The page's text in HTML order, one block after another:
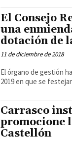
El Consejo
una
dotación de
11 de diciembre de 2018
El órgano de gestión
2019 en que se
Carrasco
promocione
Castellón